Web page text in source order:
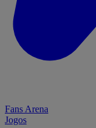
Fans Arena
Jogos